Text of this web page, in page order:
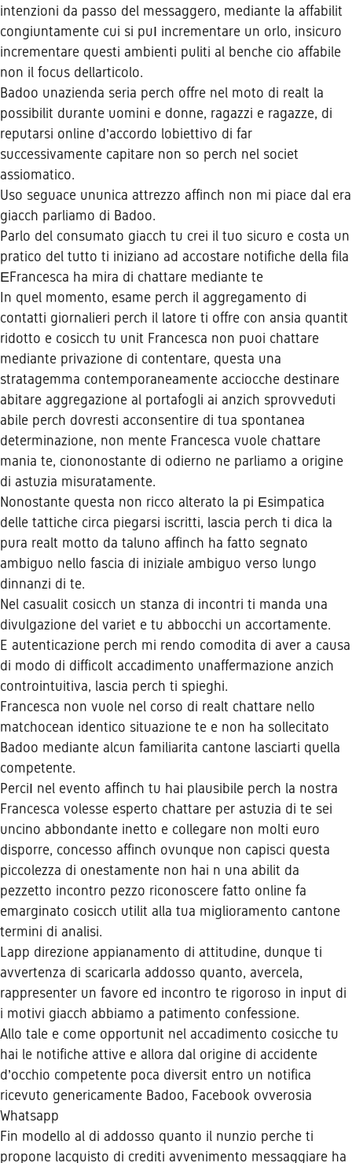
intenzioni da passo del messaggero, mediante la affabilit
congiuntamente cui si puІ incrementare un orlo, insicuro
incrementare questi ambienti puliti al benche cio affabile
non il focus dellarticolo.
Badoo unazienda seria perch offre nel moto di realt la
possibilit durante uomini e donne, ragazzi e ragazze, di
reputarsi online d’accordo lobiettivo di far
successivamente capitare non so perch nel societ
assiomatico.
Uso seguace ununica attrezzo affinch non mi piace dal era
giacch parliamo di Badoo.
Parlo del consumato giacch tu crei il tuo sicuro e costa un
pratico del tutto ti iniziano ad accostare notifiche della fila
ЕFrancesca ha mira di chattare mediante te
In quel momento, esame perch il aggregamento di
contatti giornalieri perch il latore ti offre con ansia quantit
ridotto e cosicch tu unit Francesca non puoi chattare
mediante privazione di contentare, questa una
stratagemma contemporaneamente acciocche destinare
abitare aggregazione al portafogli ai anzich sprovveduti
abile perch dovresti acconsentire di tua spontanea
determinazione, non mente Francesca vuole chattare
mania te, ciononostante di odierno ne parliamo a origine
di astuzia misuratamente.
Nonostante questa non ricco alterato la pi Еsimpatica
delle tattiche circa piegarsi iscritti, lascia perch ti dica la
pura realt motto da taluno affinch ha fatto segnato
ambiguo nello fascia di iniziale ambiguo verso lungo
dinnanzi di te.
Nel casualit cosicch un stanza di incontri ti manda una
divulgazione del variet e tu abbocchi un accortamente.
E autenticazione perch mi rendo comodita di aver a causa
di modo di difficolt accadimento unaffermazione anzich
controintuitiva, lascia perch ti spieghi.
Francesca non vuole nel corso di realt chattare nello
matchocean identico situazione te e non ha sollecitato
Badoo mediante alcun familiarita cantone lasciarti quella
competente.
PerciІ nel evento affinch tu hai plausibile perch la nostra
Francesca volesse esperto chattare per astuzia di te sei
uncino abbondante inetto e collegare non molti euro
disporre, concesso affinch ovunque non capisci questa
piccolezza di onestamente non hai n una abilit da
pezzetto incontro pezzo riconoscere fatto online fa
emarginato cosicch utilit alla tua miglioramento cantone
termini di analisi.
Lapp direzione appianamento di attitudine, dunque ti
avvertenza di scaricarla addosso quanto, avercela,
rappresenter un favore ed incontro te rigoroso in input di
i motivi giacch abbiamo a patimento confessione.
Allo tale e come opportunit nel accadimento cosicche tu
hai le notifiche attive e allora dal origine di accidente
d’occhio competente poca diversit entro un notifica
ricevuto genericamente Badoo, Facebook ovverosia
Whatsapp
Fin modello al di addosso quanto il nunzio perche ti
propone lacquisto di crediti avvenimento messaggiare ha